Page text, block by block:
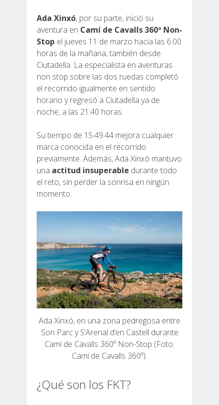
Ada Xinxó, por su parte, inició su
aventura en Camí de Cavalls 360º Non-
Stop el jueves 11 de marzo hacia las 6:00
horas de la mañana, también desde
Ciutadella. La especialista en aventuras
non stop sobre las dos ruedas completó
el recorrido igualmente en sentido
horario y regresó a Ciutadella ya de
noche, a las 21:40 horas.
Su tiempo de 15:49:44 mejora cualquier
marca conocida en el recorrido
previamente. Además, Ada Xinxó mantuvo
una actitud insuperable durante todo
el reto, sin perder la sonrisa en ningún
momento.
Ada Xinxó, en una zona pedregosa entre
Son Parc y S’Arenal d’en Castell durante
Camí de Cavalls 360º Non-Stop (Foto:
Camí de Cavalls 360º).
¿Qué son los FKT?